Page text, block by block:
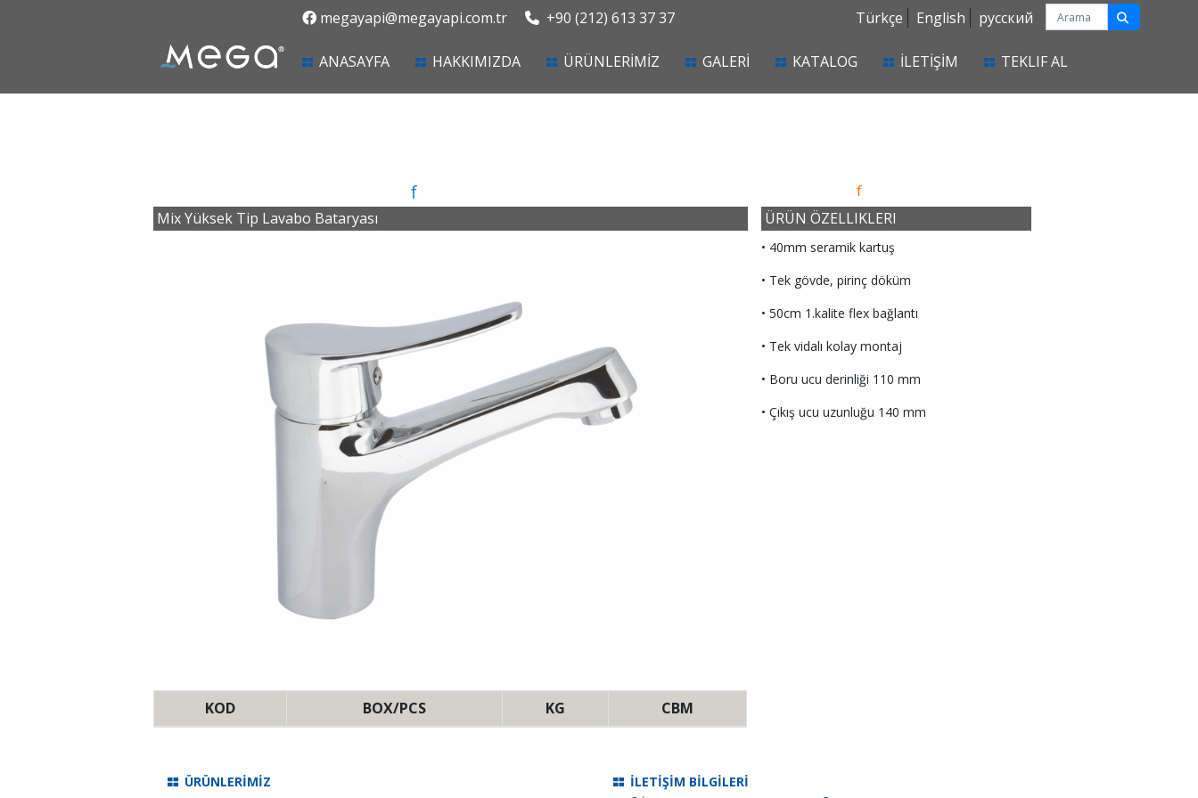
megayapi@megayapi.com.tr +90 (212) 613 37 37 Türkçe English русский
ANASAYFA(current)HAKKIMIZDA ÜRÜNLERİMİZ GALERİ KATALOG İLETİŞİM TEKLIF AL
f f
Mix Yüksek Tip Lavabo Bataryası
KOD BOX/PCS KG CBM
ÜRÜN ÖZELLIKLERI
• 40mm seramik kartuş
• Tek gövde, pirinç döküm
• 50cm 1.kalite flex bağlantı
• Tek vidalı kolay montaj
• Boru ucu derinliği 110 mm
• Çıkış ucu uzunluğu 140 mm
ÜRÜNLERİMİZ İLETİŞİM BİLGİLERİ